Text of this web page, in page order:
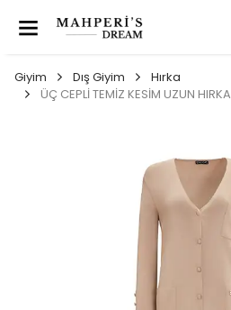
Giyim Dış Giyim
Hırka
ÜÇ CEPLİ TEMİZ KESİM UZUN HIRKA